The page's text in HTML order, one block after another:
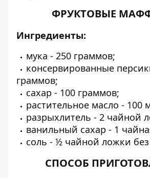
ФРУКТОВЫЕ
Ингредиенты:
мука - 250 граммов;
консервированные
граммов;
сахар - 100 граммов;
растительное масло - 100
разрыхлитель - 2 чайной
ванильный сахар - 1
соль - ½ чайной ложки без
СПОСОБ